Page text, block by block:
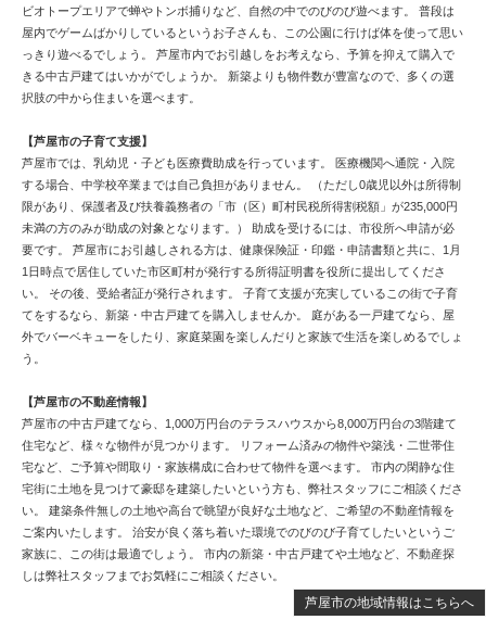
芦屋市の地域情報はこちらへ
ビオトープエリアで蝉やトンボ捕りなど、自然の中でのびのび遊べます。 普段は
屋内でゲームばかりしているというお子さんも、この公園に行けば体を使って思い
っきり遊べるでしょう。 芦屋市内でお引越しをお考えなら、予算を抑えて購入で
きる中古戸建てはいかがでしょうか。 新築よりも物件数が豊富なので、多くの選
択肢の中から住まいを選べます。
【芦屋市の子育て支援】
芦屋市では、乳幼児・子ども医療費助成を行っています。 医療機関へ通院・入院
する場合、中学校卒業までは自己負担がありません。 （ただし0歳児以外は所得制
限があり、保護者及び扶養義務者の「市（区）町村民税所得割税額」が235,000円
未満の方のみが助成の対象となります。） 助成を受けるには、市役所へ申請が必
要です。 芦屋市にお引越しされる方は、健康保険証・印鑑・申請書類と共に、1月
1日時点で居住していた市区町村が発行する所得証明書を役所に提出してくださ
い。 その後、受給者証が発行されます。 子育て支援が充実しているこの街で子育
てをするなら、新築・中古戸建てを購入しませんか。 庭がある一戸建てなら、屋
外でバーベキューをしたり、家庭菜園を楽しんだりと家族で生活を楽しめるでしょ
う。
【芦屋市の不動産情報】
芦屋市の中古戸建てなら、1,000万円台のテラスハウスから8,000万円台の3階建て
住宅など、様々な物件が見つかります。 リフォーム済みの物件や築浅・二世帯住
宅など、ご予算や間取り・家族構成に合わせて物件を選べます。 市内の閑静な住
宅街に土地を見つけて豪邸を建築したいという方も、弊社スタッフにご相談くださ
い。 建築条件無しの土地や高台で眺望が良好な土地など、ご希望の不動産情報を
ご案内いたします。 治安が良く落ち着いた環境でのびのび子育てしたいというご
家族に、この街は最適でしょう。 市内の新築・中古戸建てや土地など、不動産探
しは弊社スタッフまでお気軽にご相談ください。